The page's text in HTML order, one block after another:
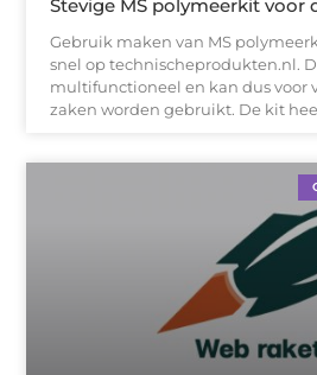
Stevige MS polymeerkit voor
Gebruik maken van MS
snel op technischeprodukten.nl.
multifunctioneel en kan dus voor
zaken worden gebruikt. De kit